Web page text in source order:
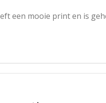
een mooie print en is